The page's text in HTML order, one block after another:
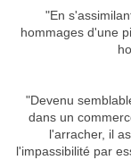
"En
hommages d'une
"Devenu
dans un
l'arracher, il
l'impassibilité par